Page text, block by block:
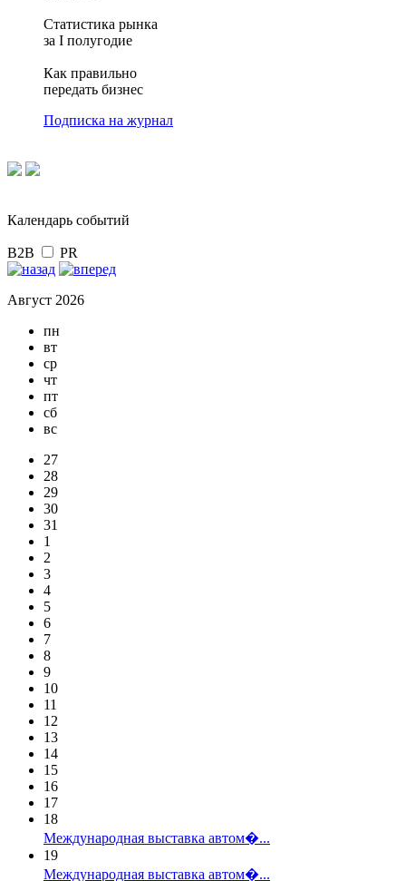
Статистика рынка
за I полугодие
Как правильно
передать бизнес
Подписка на журнал
Календарь событий
B2B PR
Август 2026
пн
вт
ср
чт
пт
сб
вс
27
28
29
30
31
1
2
3
4
5
6
7
8
9
10
11
12
13
14
15
16
17
18
Международная выставка автом�...
19
Международная выставка автом�...